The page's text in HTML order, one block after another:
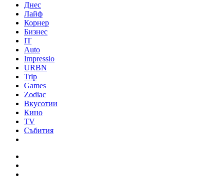
Днес
Лайф
Корнер
Бизнес
IT
Auto
Impressio
URBN
Trip
Games
Zodiac
Вкусотии
Кино
TV
Събития